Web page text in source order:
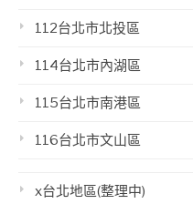
112台北市北投區
114台北市內湖區
115台北市南港區
116台北市文山區
x台北地區(整理中)